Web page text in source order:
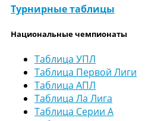
Турнирные таблицы
Национальные чемпионаты
Таблица УПЛ
Таблица Первой Лиги
Таблица АПЛ
Таблица Ла Лига
Таблица Серии А